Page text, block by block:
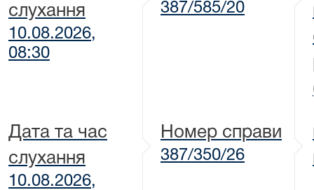
слухання
10.08.2026,
08:30
387/585/20
Дата та час
слухання
10.08.2026,
Номер справи
387/350/26